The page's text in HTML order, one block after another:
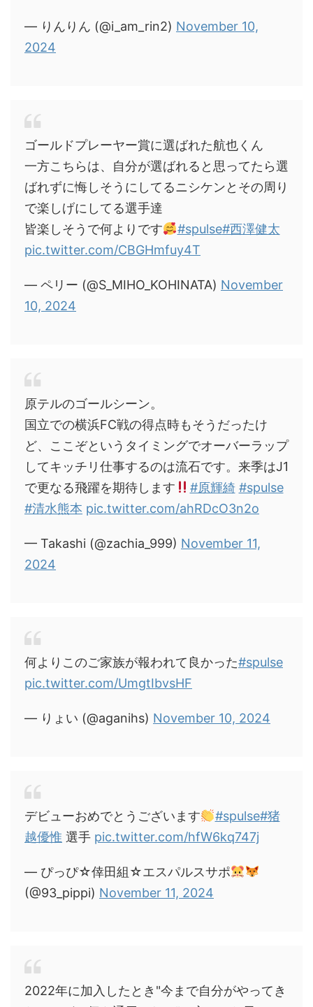
— りんりん (@i_am_rin2) November 10,
2024
ゴールドプレーヤー賞に選ばれた航也くん
一方こちらは、自分が選ばれると思ってたら選
ばれずに悔しそうにしてるニシケンとその周り
で楽しげにしてる選手達
皆楽しそうで何よりです
#spulse#西澤健太
pic.twitter.com/CBGHmfuy4T
— ペリー (@S_MIHO_KOHINATA) November
10, 2024
原テルのゴールシーン。
国立での横浜FC戦の得点時もそうだったけ
ど、ここぞというタイミングでオーバーラップ
してキッチリ仕事するのは流石です。来季はJ1
で更なる飛躍を期待します
#原輝綺 #spulse
#清水熊本 pic.twitter.com/ahRDcO3n2o
— Takashi (@zachia_999) November 11,
2024
何よりこのご家族が報われて良かった#spulse
pic.twitter.com/UmgtIbvsHF
— りょい (@aganihs) November 10, 2024
デビューおめでとうございます #spulse#猪
越優惟 選手 pic.twitter.com/hfW6kq747j
— ぴっぴ☆倖田組☆エスパルスサポ
(@93_pippi) November 11, 2024
2022年に加入したとき"今まで自分がやってき